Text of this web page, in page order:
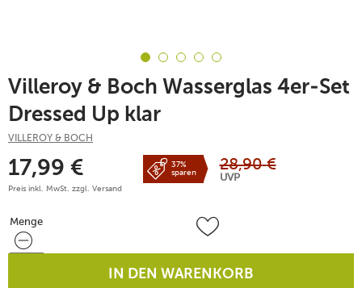
Villeroy & Boch Wasserglas 4er-Set
Dressed Up klar
VILLEROY & BOCH
17,99 €
Preis inkl. MwSt. zzgl. Versand
37%
sparen
28,90 €
UVP
Menge
Menge
IN DEN WARENKORB